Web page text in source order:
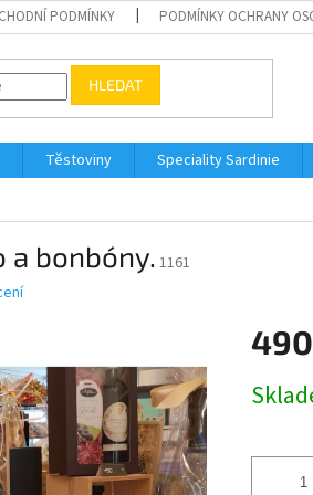
PODMÍNKY PODMÍNKY OCHRANY
HLEDAT
Těstoviny Speciality Sardinie
a bonbóny. 1161
cena: